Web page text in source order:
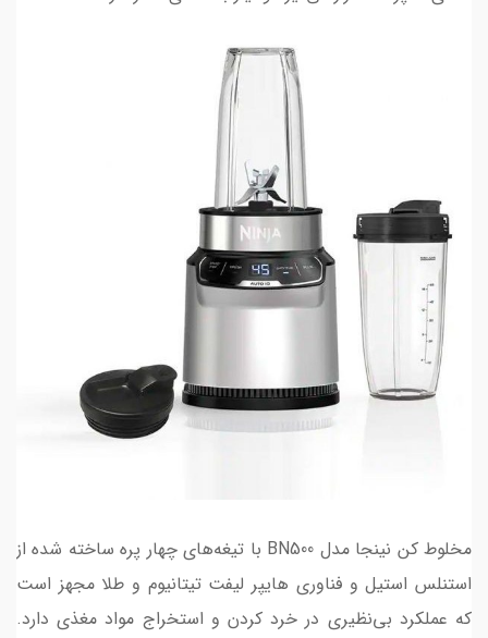
مخلوط کن نینجا مدل BN500 با تیغه‌های چهار پره ساخته شده از
استنلس استیل و فناوری هایپر لیفت تیتانیوم و طلا مجهز است
که عملکرد بی‌نظیری در خرد کردن و استخراج مواد مغذی دارد.